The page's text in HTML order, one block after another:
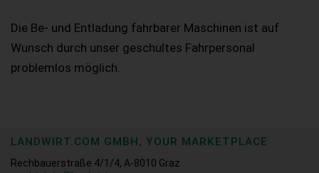
Die Be- und Entladung fahrbarer Maschinen ist auf
Wunsch durch unser geschultes Fahrpersonal
problemlos möglich.
LANDWIRT.COM GMBH, YOUR MARKETPLACE
Rechbauerstraße 4/1/4, A-8010 Graz